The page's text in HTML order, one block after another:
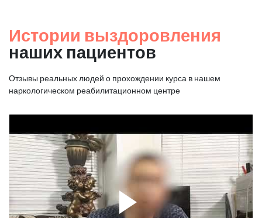
Истории выздоровления
наших пациентов
Отзывы реальных людей о прохождении курса в нашем
наркологическом реабилитационном центре